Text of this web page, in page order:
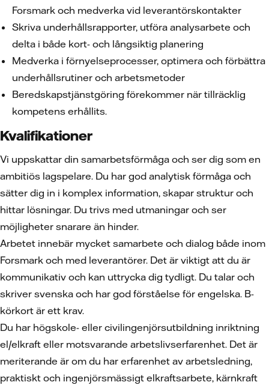
Forsmark och medverka vid leverantörskontakter
Skriva underhållsrapporter, utföra analysarbete och
delta i både kort- och långsiktig planering
Medverka i förnyelseprocesser, optimera och förbättra
underhållsrutiner och arbetsmetoder
Beredskapstjänstgöring förekommer när tillräcklig
kompetens erhållits.
Kvalifikationer
Vi uppskattar din samarbetsförmåga och ser dig som en
ambitiös lagspelare. Du har god analytisk förmåga och
sätter dig in i komplex information, skapar struktur och
hittar lösningar. Du trivs med utmaningar och ser
möjligheter snarare än hinder.
Arbetet innebär mycket samarbete och dialog både inom
Forsmark och med leverantörer. Det är viktigt att du är
kommunikativ och kan uttrycka dig tydligt. Du talar och
skriver svenska och har god förståelse för engelska. B-
körkort är ett krav.
Du har högskole- eller civilingenjörsutbildning inriktning
el/elkraft eller motsvarande arbetslivserfarenhet. Det är
meriterande är om du har erfarenhet av arbetsledning,
praktiskt och ingenjörsmässigt elkraftsarbete, kärnkraft